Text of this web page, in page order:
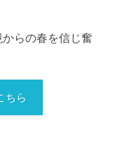
らの春を信じ奮
ちら